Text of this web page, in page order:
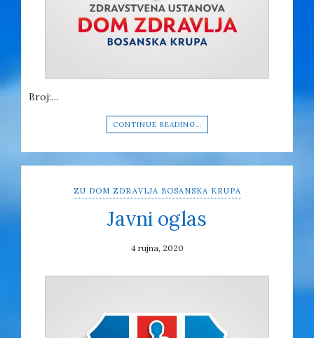
Broj:…
CONTINUE READING…
ZU DOM ZDRAVLJA BOSANSKA KRUPA
Javni oglas
4 rujna, 2020